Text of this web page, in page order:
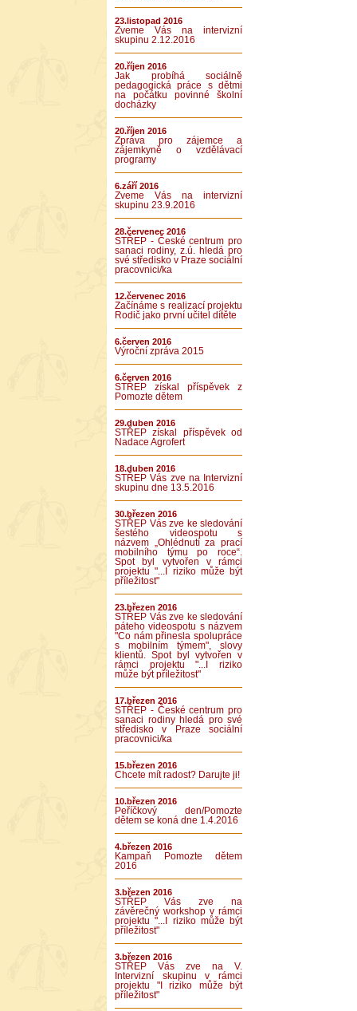
23.listopad 2016
Zveme Vás na intervizní
skupinu 2.12.2016
20.říjen 2016
Jak probíhá sociálně
pedagogická práce s dětmi
na počátku povinné školní
docházky
20.říjen 2016
Zpráva pro zájemce a
zájemkyně o vzdělávací
programy
6.září 2016
Zveme Vás na intervizní
skupinu 23.9.2016
28.červenec 2016
STŘEP - České centrum pro
sanaci rodiny, z.ú. hledá pro
své středisko v Praze sociální
pracovnici/ka
12.červenec 2016
Začínáme s realizací projektu
Rodič jako první učitel dítěte
6.červen 2016
Výroční zpráva 2015
6.červen 2016
STŘEP získal příspěvek z
Pomozte dětem
29.duben 2016
STŘEP získal příspěvek od
Nadace Agrofert
18.duben 2016
STŘEP Vás zve na Intervizní
skupinu dne 13.5.2016
30.březen 2016
STŘEP Vás zve ke sledování
šestého videospotu s
názvem „Ohlédnutí za prací
mobilního týmu po roce“.
Spot byl vytvořen v rámci
projektu "...I riziko může být
příležitost"
23.březen 2016
STŘEP Vás zve ke sledování
páteho videospotu s názvem
"Co nám přinesla spolupráce
s mobilním týmem", slovy
klientů. Spot byl vytvořen v
rámci projektu "...I riziko
může být příležitost"
17.březen 2016
STŘEP - České centrum pro
sanaci rodiny hledá pro své
středisko v Praze sociální
pracovnici/ka
15.březen 2016
Chcete mít radost? Darujte ji!
10.březen 2016
Peříčkový den/Pomozte
dětem se koná dne 1.4.2016
4.březen 2016
Kampaň Pomozte dětem
2016
3.březen 2016
STŘEP Vás zve na
závěrečný workshop v rámci
projektu "...I riziko může být
příležitost"
3.březen 2016
STŘEP Vás zve na V.
Intervizní skupinu v rámci
projektu "I riziko může být
příležitost"